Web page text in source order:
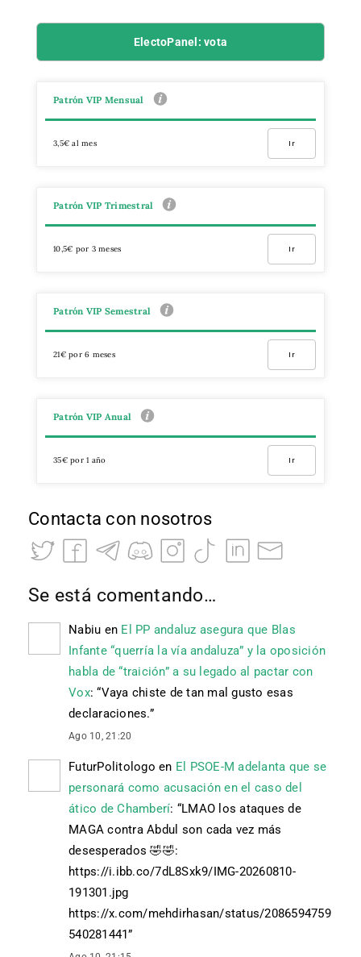
ElectoPanel: vota
Patrón VIP Mensual
3,5€ al mes Ir
Patrón VIP Trimestral
10,5€ por 3 meses Ir
Patrón VIP Semestral
21€ por 6 meses Ir
Patrón VIP Anual
35€ por 1 año Ir
Contacta con nosotros
Se está comentando…
Nabiu en El PP andaluz asegura que Blas
Infante “querría la vía andaluza” y la oposición
habla de “traición” a su legado al pactar con
Vox: “Vaya chiste de tan mal gusto esas
declaraciones.”
Ago 10, 21:20
FuturPolitologo en El PSOE-M adelanta que se
personará como acusación en el caso del
ático de Chamberí: “LMAO los ataques de
MAGA contra Abdul son cada vez más
desesperados 🤣🤣:
https://i.ibb.co/7dL8Sxk9/IMG-20260810-
191301.jpg
https://x.com/mehdirhasan/status/2086594759
540281441”